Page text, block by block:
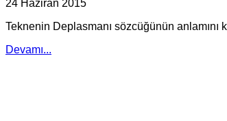
24 Haziran 2015
Teknenin Deplasmanı sözcüğünün
Devamı...